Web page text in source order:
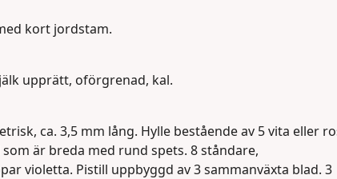
kort jordstam.
upprätt, oförgrenad, kal.
ca. 3,5 mm lång. Hylle bestående av 5 vita eller
är breda med rund spets. 8 ståndare,
violetta. Pistill uppbyggd av 3 sammanväxta blad. 3